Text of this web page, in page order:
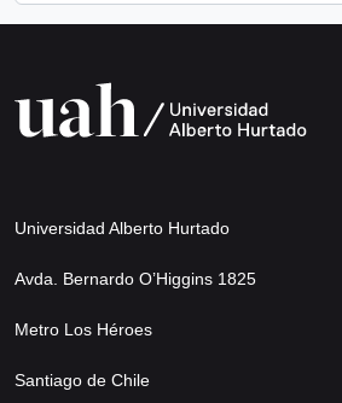
Universidad Alberto Hurtado
Avda. Bernardo O’Higgins 1825
Metro Los Héroes
Santiago de Chile